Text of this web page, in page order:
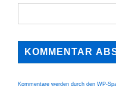
Kommentare werden durch den WP-